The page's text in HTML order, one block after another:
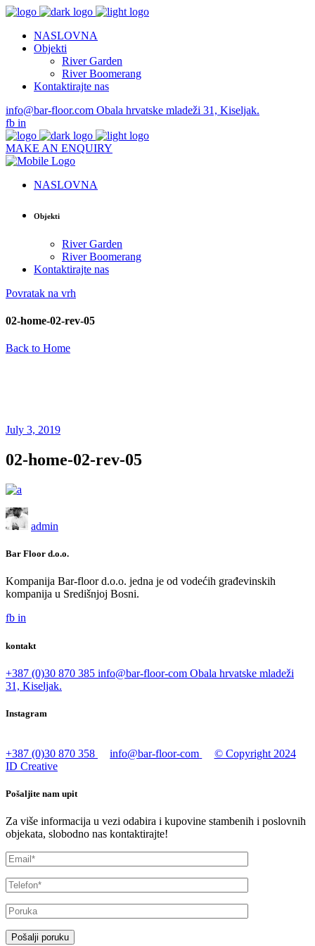
NASLOVNA
Objekti
River Garden
River Boomerang
Kontaktirajte nas
info@bar-floor.com Obala hrvatske mladeži 31, Kiseljak.
fb in
MAKE AN ENQUIRY
NASLOVNA
Objekti
River Garden
River Boomerang
Kontaktirajte nas
Povratak na vrh
02-home-02-rev-05
Back to Home
July 3, 2019
02-home-02-rev-05
admin
Bar Floor d.o.o.
Kompanija Bar-floor d.o.o. jedna je od vodećih građevinskih
kompanija u Središnjoj Bosni.
fb in
kontakt
+387 (0)30 870 385 info@bar-floor-com Obala hrvatske mladeži
31, Kiseljak.
Instagram
+387 (0)30 870 358 info@bar-floor-com
© Copyright 2024
ID Creative
Pošaljite nam upit
Za više informacija u vezi odabira i kupovine stambenih i poslovnih
objekata, slobodno nas kontaktirajte!
Pošalji poruku